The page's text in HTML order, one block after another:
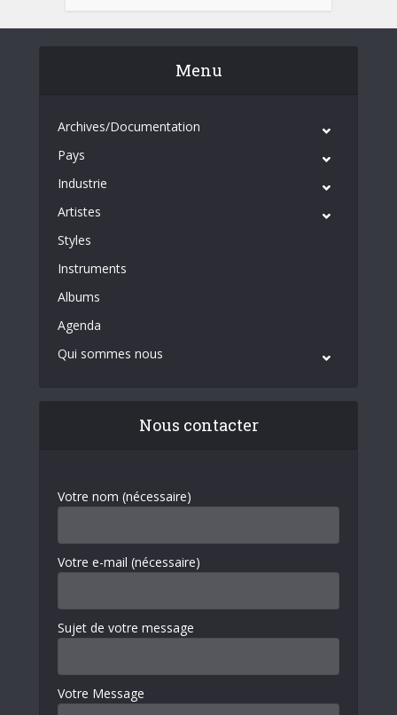
Menu
Archives/Documentation
Pays
Industrie
Artistes
Styles
Instruments
Albums
Agenda
Qui sommes nous
Nous contacter
Votre nom (nécessaire)
Votre e-mail (nécessaire)
Sujet de votre message
Votre Message